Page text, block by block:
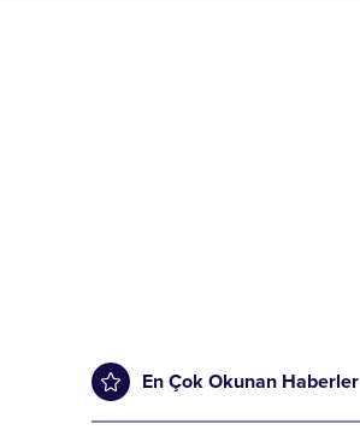
En Çok Okunan Haberler